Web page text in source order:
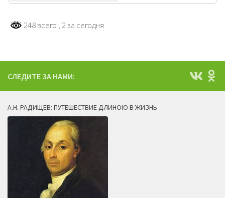
248 всего , 2 за сегодня
СЛЕДИТЕ ЗА НАМИ:
А.Н. РАДИЩЕВ: ПУТЕШЕСТВИЕ ДЛИНОЮ В ЖИЗНЬ